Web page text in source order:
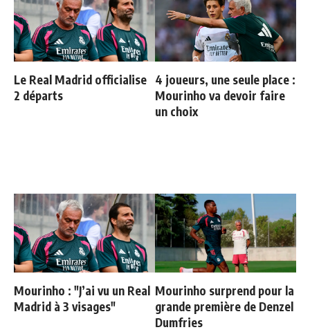
Le Real Madrid officialise
2 départs
4 joueurs, une seule place :
Mourinho va devoir faire
un choix
Mourinho : "J’ai vu un Real
Madrid à 3 visages"
Mourinho surprend pour la
grande première de Denzel
Dumfries